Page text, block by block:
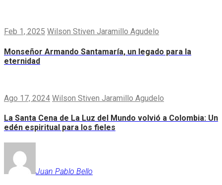
Feb 1, 2025 Wilson Stiven Jaramillo Agudelo
Monseñor Armando Santamaría, un legado para la
eternidad
Ago 17, 2024 Wilson Stiven Jaramillo Agudelo
La Santa Cena de La Luz del Mundo volvió a Colombia: Un
edén espiritual para los fieles
Juan Pablo Bello